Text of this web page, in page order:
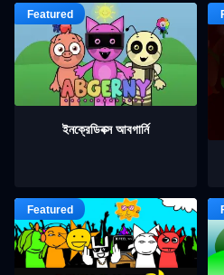
ইনক্রেডিবক্স আবগার্নি